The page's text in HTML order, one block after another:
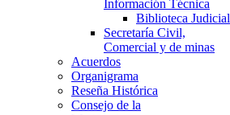
Información Técnica
Biblioteca Judicial
Secretaría Civil,
Comercial y de minas
Acuerdos
Organigrama
Reseña Histórica
Consejo de la